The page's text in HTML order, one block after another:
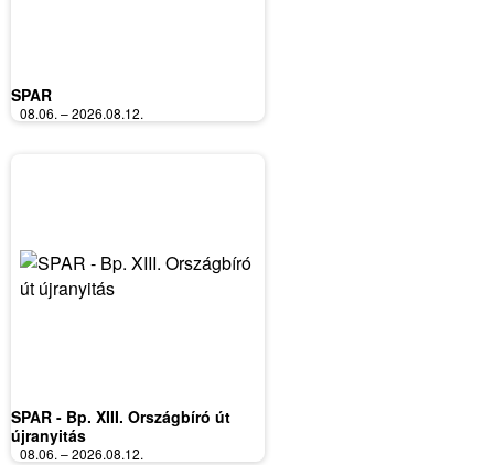
SPAR
08.06. – 2026.08.12.
SPAR - Bp. XIII. Országbíró út
újranyitás
08.06. – 2026.08.12.